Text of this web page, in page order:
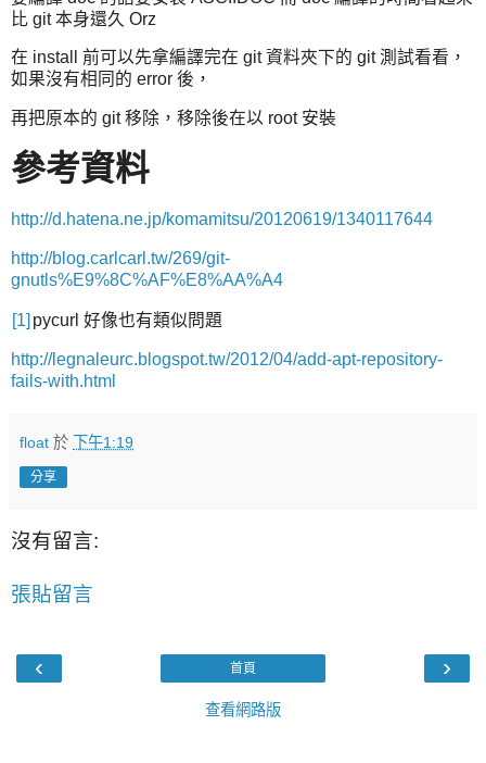
比 git 本身還久 Orz
在 install 前可以先拿編譯完在 git 資料夾下的 git 測試看看，
如果沒有相同的 error 後，
再把原本的 git 移除，移除後在以 root 安裝
參考資料
http://d.hatena.ne.jp/komamitsu/20120619/1340117644
http://blog.carlcarl.tw/269/git-
gnutls%E9%8C%AF%E8%AA%A4
[1] pycurl 好像也有類似問題
http://legnaleurc.blogspot.tw/2012/04/add-apt-repository-
fails-with.html
float 於 下午1:19
分享
沒有留言:
張貼留言
‹ ›
首頁
查看網路版